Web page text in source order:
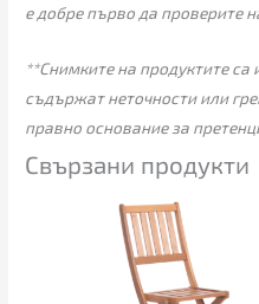
е добре първо да проверите
**Снимките на продуктите
съдържат неточности или
правно основание за
Свързани продукти